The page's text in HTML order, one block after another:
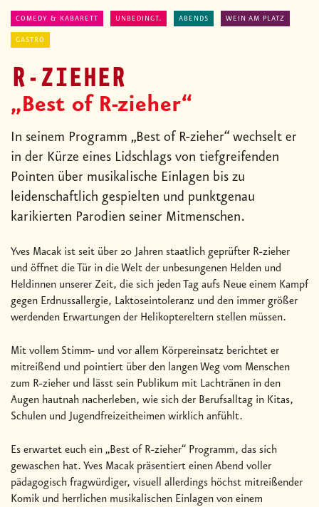
COMEDY & KABARETT UNBEDINGT. ABENDS WEIN AM PLATZ
GASTRO
R-ZIEHER
„Best of R-zieher“
In seinem Programm „Best of R-zieher“ wechselt er
in der Kürze eines Lidschlags von tiefgreifenden
Pointen über musikalische Einlagen bis zu
leidenschaftlich gespielten und punktgenau
karikierten Parodien seiner Mitmenschen.
Yves Macak ist seit über 20 Jahren staatlich geprüfter R-zieher
und öffnet die Tür in die Welt der unbesungenen Helden und
Heldinnen unserer Zeit, die sich jeden Tag aufs Neue einem Kampf
gegen Erdnussallergie, Laktoseintoleranz und den immer größer
werdenden Erwartungen der Helikoptereltern stellen müssen.
Mit vollem Stimm- und vor allem Körpereinsatz berichtet er
mitreißend und pointiert über den langen Weg vom Menschen
zum R-zieher und lässt sein Publikum mit Lachtränen in den
Augen hautnah nacherleben, wie sich der Berufsalltag in Kitas,
Schulen und Jugendfreizeitheimen wirklich anfühlt.
Es erwartet euch ein „Best of R-zieher“ Programm, das sich
gewaschen hat. Yves Macak präsentiert einen Abend voller
pädagogisch fragwürdiger, visuell allerdings höchst mitreißender
Komik und herrlichen musikalischen Einlagen von einem